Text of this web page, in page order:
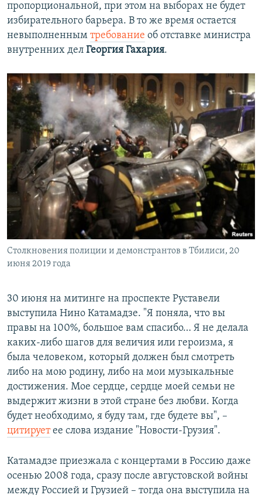
пропорциональной, при этом на выборах не будет
избирательного барьера. В то же время остается
невыполненным требование об отставке министра
внутренних дел Георгия Гахария.
Столкновения полиции и демонстрантов в Тбилиси, 20
июня 2019 года
30 июня на митинге на проспекте Руставели
выступила Нино Катамадзе. "Я поняла, что вы
правы на 100%, большое вам спасибо… Я не делала
каких-либо шагов для величия или героизма, я
была человеком, который должен был смотреть
либо на мою родину, либо на мои музыкальные
достижения. Мое сердце, сердце моей семьи не
выдержит жизни в этой стране без любви. Когда
будет необходимо, я буду там, где будете вы", –
цитируетее слова издание "Новости-Грузия".
Катамадзе приезжала с концертами в Россию даже
осенью 2008 года, сразу после августовской войны
между Россией и Грузией – тогда она выступила на